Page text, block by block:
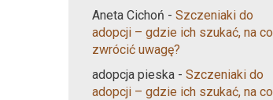
Aneta Cichoń - Szczeniaki do
adopcji – gdzie ich szukać, na co
zwrócić uwagę?
adopcja pieska - Szczeniaki do
adopcji – gdzie ich szukać, na co